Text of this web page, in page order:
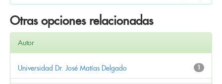
Otras opciones relacionadas
Autor
1
Universidad Dr. José Matías Delgado